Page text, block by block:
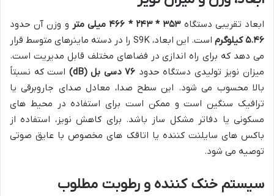
ابعاد تقریبی دستگاه۳۵۳ * ۲۴۳ * ۴۶۶ میلی متر
و وزن آن حدود
۵.۴۶ کیلوگرم
است. این ابعاد، S9K را در دسته ماینرهای متوسط قرار
می دهد که برای راه اندازی در فضاهای مختلف قابل مدیریت است.
میزان نویز تولیدی دستگاه حدود ۷۶ دسی بل (dB)
است که نسبتاً
بالا محسوب می شود. این سطح صدا، معادل صدای جاروبرقی یا
ترافیک سنگین است و ممکن است برای استفاده در محیط های
مسکونی یا دفاتر مشکل ساز باشد. برای کاهش نویز، استفاده از
باکس های سایلنت کننده یا اتاقک های مخصوص با عایق صوتی
توصیه می شود.
سیستم خنک کننده و رطوبت مطلوب